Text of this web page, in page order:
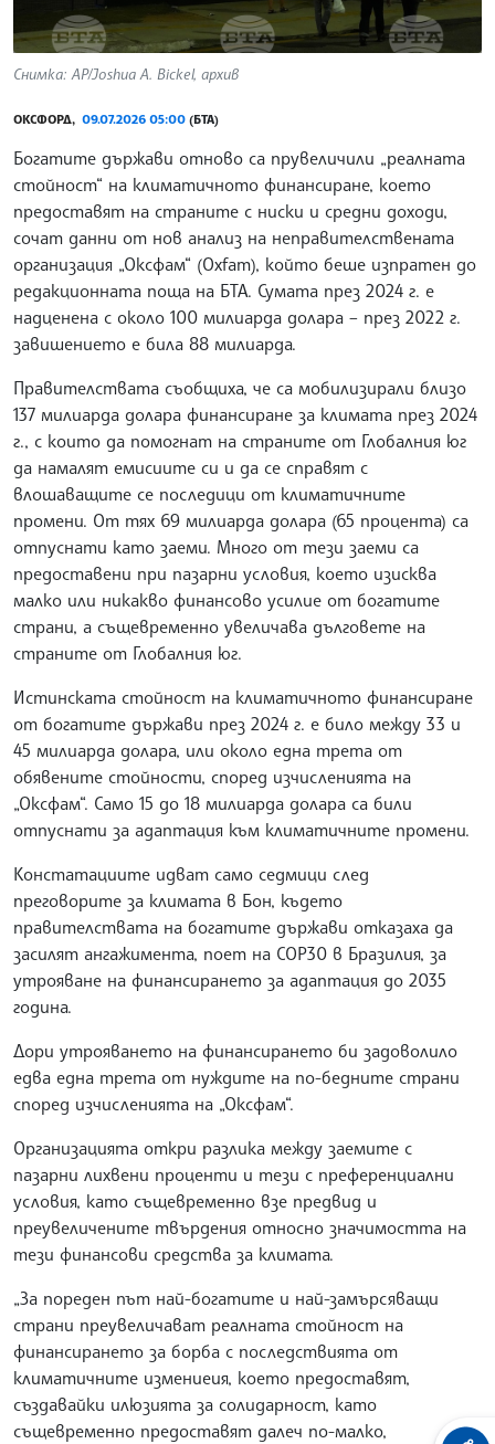
Снимка: AP/Joshua A. Bickel, архив
ОКСФОРД, 09.07.2026 05:00 (БТА)
Богатите държави отново са прувеличили „реалната
стойност“ на климатичното финансиране, което
предоставят на страните с ниски и средни доходи,
сочат данни от нов анализ на неправителствената
организация „Оксфам“ (Oxfam), който беше изпратен до
редакционната поща на БТА. Сумата през 2024 г. е
надценена с около 100 милиарда долара – през 2022 г.
завишението е била 88 милиарда.
Правителствата съобщиха, че са мобилизирали близо
137 милиарда долара финансиране за климата през 2024
г., с които да помогнат на страните от Глобалния юг
да намалят емисиите си и да се справят с
влошаващите се последици от климатичните
промени. От тях 69 милиарда долара (65 процента) са
отпуснати като заеми. Много от тези заеми са
предоставени при пазарни условия, което изисква
малко или никакво финансово усилие от богатите
страни, а същевременно увеличава дълговете на
страните от Глобалния юг.
Истинската стойност на климатичното финансиране
от богатите държави през 2024 г. е било между 33 и
45 милиарда долара, или около една трета от
обявените стойности, според изчисленията на
„Оксфам“. Само 15 до 18 милиарда долара са били
отпуснати за адаптация към климатичните промени.
Констатациите идват само седмици след
преговорите за климата в Бон, където
правителствата на богатите държави отказаха да
засилят ангажимента, поет на COP30 в Бразилия, за
утрояване на финансирането за адаптация до 2035
година.
Дори утрояването на финансирането би задоволило
едва една трета от нуждите на по-бедните страни
според изчисленията на „Оксфам“.
Организацията откри разлика между заемите с
пазарни лихвени проценти и тези с преференциални
условия, като същевременно взе предвид и
преувеличените твърдения относно значимостта на
тези финансови средства за климата.
„За пореден път най-богатите и най-замърсяващи
страни преувеличават реалната стойност на
финансирането за борба с последствията от
климатичните измениеия, което предоставят,
създавайки илюзията за солидарност, като
същевременно предоставят далеч по-малко,